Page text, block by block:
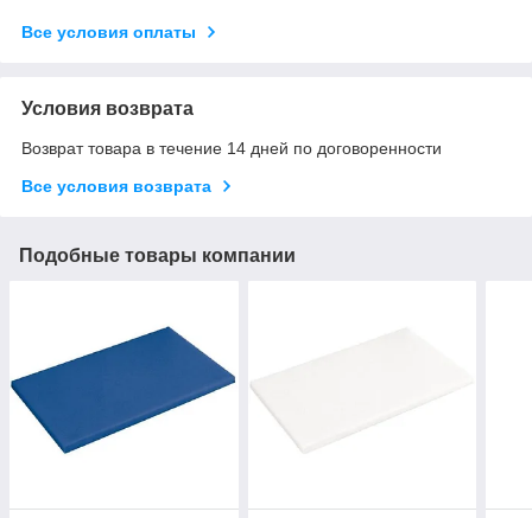
Все условия оплаты
Условия возврата
Возврат товара в течение 14 дней по договоренности
Все условия возврата
Подобные товары компании